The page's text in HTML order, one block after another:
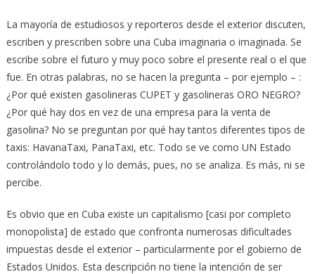
La mayoría de estudiosos y reporteros desde el exterior discuten,
escriben y prescriben sobre una Cuba imaginaria o imaginada. Se
escribe sobre el futuro y muy poco sobre el presente real o el que
fue. En otras palabras, no se hacen la pregunta – por ejemplo – :
¿Por qué existen gasolineras CUPET y gasolineras ORO NEGRO?
¿Por qué hay dos en vez de una empresa para la venta de
gasolina? No se preguntan por qué hay tantos diferentes tipos de
taxis: HavanaTaxi, PanaTaxi, etc. Todo se ve como UN Estado
controlándolo todo y lo demás, pues, no se analiza. Es más, ni se
percibe.
Es obvio que en Cuba existe un capitalismo [casi por completo
monopolista] de estado que confronta numerosas dificultades
impuestas desde el exterior – particularmente por el gobierno de
Estados Unidos. Esta descripción no tiene la intención de ser